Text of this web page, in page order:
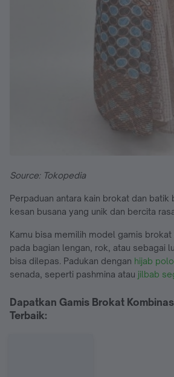
Source: Tokopedia
Perpaduan antara kain brokat dan batik
kesan busana yang unik dan bercita
Kamu bisa memilih model gamis
pada bagian lengan, rok, atau sebagai
bisa dilepas. Padukan dengan hijab
senada, seperti pashmina atau jilbab
Dapatkan Gamis Brokat
Terbaik: